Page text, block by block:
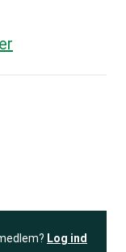
Log ind